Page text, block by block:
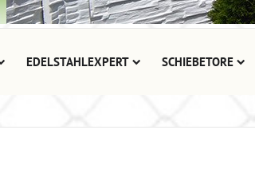
EDELSTAHLEXPERT SCHIEBETORE